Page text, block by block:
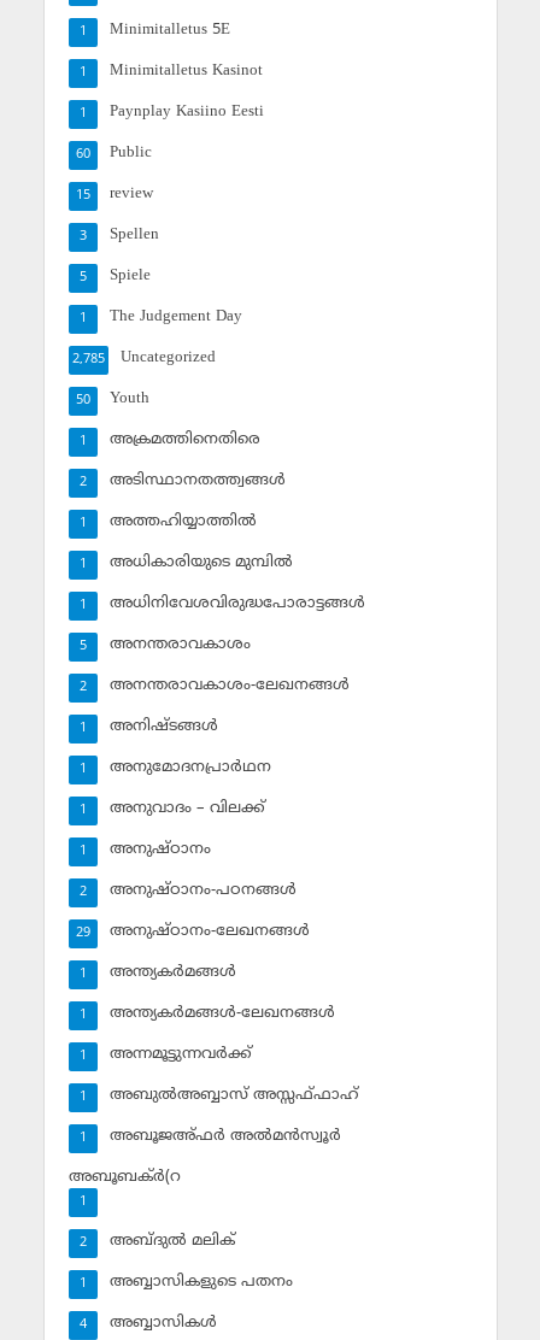
Minimitalletus 5E
1
Minimitalletus Kasinot
1
Paynplay Kasiino Eesti
1
Public
60
review
15
Spellen
3
Spiele
5
The Judgement Day
1
Uncategorized
2,785
Youth
50
അക്രമത്തിനെതിരെ
1
അടിസ്ഥാനതത്ത്വങ്ങള്‍
2
അത്തഹിയ്യാത്തില്‍
1
അധികാരിയുടെ മുമ്പില്‍
1
അധിനിവേശവിരുദ്ധപോരാട്ടങ്ങള്‍
1
അനന്തരാവകാശം
5
അനന്തരാവകാശം-ലേഖനങ്ങള്‍
2
അനിഷ്ടങ്ങള്‍
1
അനുമോദനപ്രാര്‍ഥന
1
അനുവാദം – വിലക്ക്‌
1
അനുഷ്ഠാനം
1
അനുഷ്ഠാനം-പഠനങ്ങള്‍
2
അനുഷ്ഠാനം-ലേഖനങ്ങള്‍
29
അന്ത്യകര്‍മങ്ങള്‍
1
അന്ത്യകര്‍മങ്ങള്‍-ലേഖനങ്ങള്‍
1
അന്നമൂട്ടുന്നവര്‍ക്ക്
1
അബുല്‍അബ്ബാസ് അസ്സഫ്ഫാഹ്‌
1
അബൂജഅ്ഫര്‍ അല്‍മന്‍സ്വൂര്‍
1
അബൂബക്ര്‍(റ
1
അബ്ദുല്‍ മലിക്‌
2
അബ്ബാസികളുടെ പതനം
1
അബ്ബാസികള്‍
4